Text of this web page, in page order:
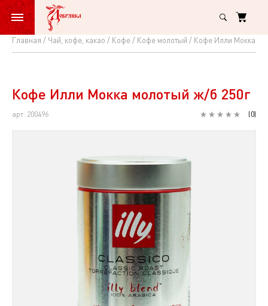
Главная Чай, кофе, какао Кофе Кофе молотый Кофе Илли Мокка
Кофе
Мокка
молотый
ж/
Кофе Илли Мокка молотый ж/б 250г
арт: 200496 (0)